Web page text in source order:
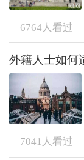
6764 人看过
外籍人士如何
7041 人看过